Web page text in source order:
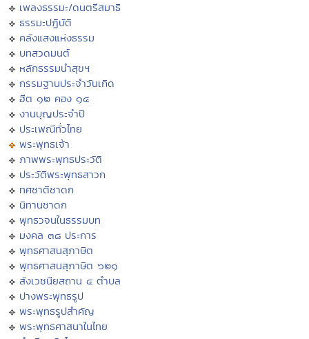
เพลงธรรมะ/ดนตรีสมาธิ
ธรรมะปฏิบัติ
คลังแสงแห่งธรรม
บทสวดมนต์
หลักธรรมนำสุขฯ
กรรมฐานประจำวันเกิด
ฮีต ๑๒ คอง ๑๔
งานบุญประจำปี
ประเพณีทั่วไทย
พระพุทธเจ้า
ภาพพระพุทธประวัติ
ประวัติพระพุทธสาวก
ทศชาติชาดก
นิทานชาดก
พุทธวจนในธรรมบท
มงคล ๓๘ ประการ
พุทธศาสนสุภาษิต
พุทธศาสนสุภาษิต ๖๒๑
สังเวชนียสถาน ๔ ตำบล
ปางพระพุทธรูป
พระพุทธรูปสำคัญ
พระพุทธศาสนาในไทย